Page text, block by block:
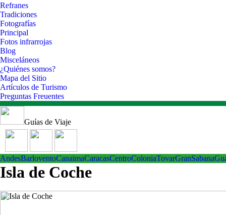
Refranes
Tradiciones
Fotografías
Principal
Fotos infrarrojas
Blog
Misceláneos
¿Quiénes somos?
Mapa del Sitio
Artículos de Turismo
Preguntas Freuentes
Guías de Viaje
AndesBarloventoCanaimaCaracasCentroColoniaTovarGranSabana
Isla de Coche